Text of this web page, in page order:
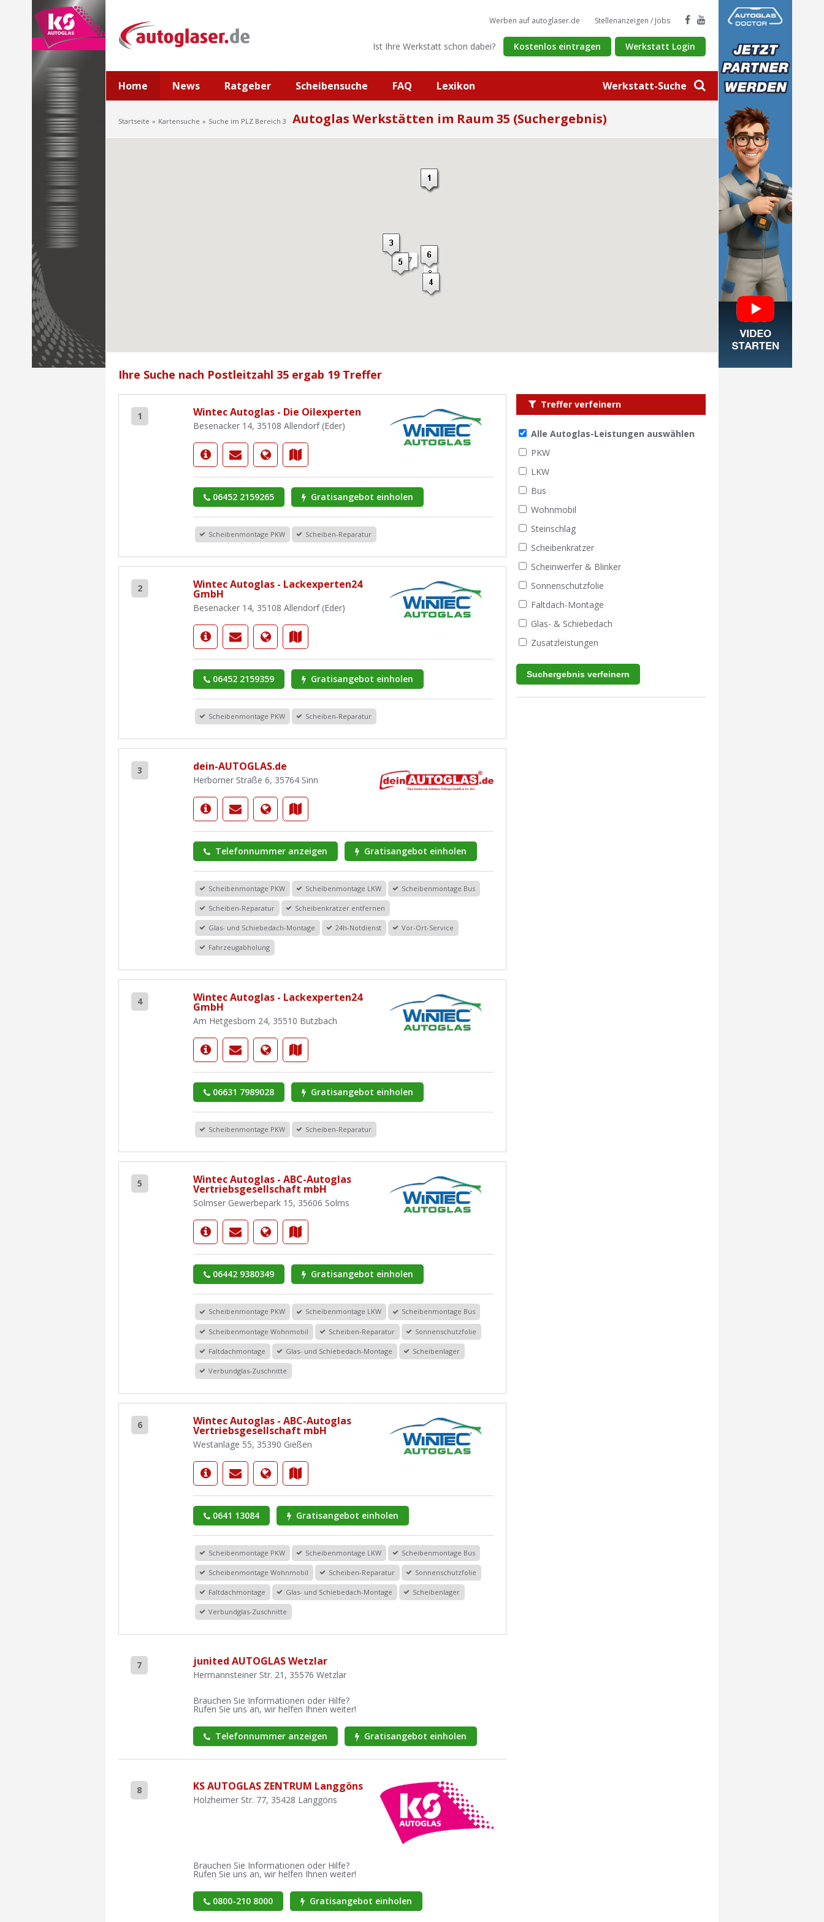
Werkstatt-Suche
Werben auf autoglaser.de Stellenanzeigen / Jobs
Ist Ihre Werkstatt schon dabei? Kostenlos eintragen Werkstatt Login
Home News Ratgeber Scheibensuche FAQ Lexikon
Startseite Kartensuche Suche im PLZ Bereich 3 Autoglas Werkstätten im Raum 35 (Suchergebnis)
Ihre Suche nach Postleitzahl 35 ergab 19 Treffer
1 Wintec Autoglas - Die Oilexperten
Besenacker 14, 35108 Allendorf (Eder)
06452 2159265 Gratisangebot einholen
Scheibenmontage PKW Scheiben-Reparatur
2 Wintec Autoglas - Lackexperten24
GmbH
Besenacker 14, 35108 Allendorf (Eder)
06452 2159359 Gratisangebot einholen
Scheibenmontage PKW Scheiben-Reparatur
3 dein-AUTOGLAS.de
Herborner Straße 6, 35764 Sinn
Telefonnummer anzeigen Gratisangebot einholen
Scheibenmontage PKW Scheibenmontage LKW Scheibenmontage Bus
Scheiben-Reparatur Scheibenkratzer entfernen
Glas- und Schiebedach-Montage 24h-Notdienst Vor-Ort-Service
Fahrzeugabholung
4 Wintec Autoglas - Lackexperten24
GmbH
Am Hetgesborn 24, 35510 Butzbach
06631 7989028 Gratisangebot einholen
Scheibenmontage PKW Scheiben-Reparatur
5 Wintec Autoglas - ABC-Autoglas
Vertriebsgesellschaft mbH
Solmser Gewerbepark 15, 35606 Solms
06442 9380349 Gratisangebot einholen
Scheibenmontage PKW Scheibenmontage LKW Scheibenmontage Bus
Scheibenmontage Wohnmobil Scheiben-Reparatur Sonnenschutzfolie
Faltdachmontage Glas- und Schiebedach-Montage Scheibenlager
Verbundglas-Zuschnitte
6 Wintec Autoglas - ABC-Autoglas
Vertriebsgesellschaft mbH
Westanlage 55, 35390 Gießen
0641 13084 Gratisangebot einholen
Scheibenmontage PKW Scheibenmontage LKW Scheibenmontage Bus
Scheibenmontage Wohnmobil Scheiben-Reparatur Sonnenschutzfolie
Faltdachmontage Glas- und Schiebedach-Montage Scheibenlager
Verbundglas-Zuschnitte
7 junited AUTOGLAS Wetzlar
Hermannsteiner Str. 21, 35576 Wetzlar
Brauchen Sie Informationen oder Hilfe?
Rufen Sie uns an, wir helfen Ihnen weiter!
Telefonnummer anzeigen Gratisangebot einholen
8 KS AUTOGLAS ZENTRUM Langgöns
Holzheimer Str. 77, 35428 Langgöns
Brauchen Sie Informationen oder Hilfe?
Rufen Sie uns an, wir helfen Ihnen weiter!
0800-210 8000 Gratisangebot einholen
Treffer verfeinern
Alle Autoglas-Leistungen auswählen
PKW
LKW
Bus
Wohnmobil
Steinschlag
Scheibenkratzer
Scheinwerfer & Blinker
Sonnenschutzfolie
Faltdach-Montage
Glas- & Schiebedach
Zusatzleistungen